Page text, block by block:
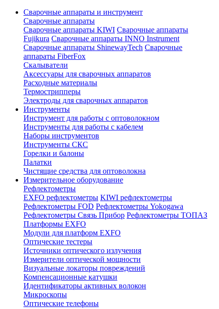
Сварочные аппараты и инструмент
Сварочные аппараты
Сварочные аппараты KIWI Сварочные аппараты
Fujikura Сварочные аппараты INNO Instrument
Сварочные аппараты ShinewayTech Cварочные
аппараты FiberFox
Скалыватели
Аксессуары для сварочных аппаратов
Расходные материалы
Термострипперы
Электроды для сварочных аппаратов
Инструменты
Инструмент для работы с оптоволокном
Инструменты для работы с кабелем
Наборы инструментов
Инструменты СКС
Горелки и балоны
Палатки
Чистящие средства для оптоволокна
Измерительное оборудование
Рефлектометры
EXFO рефлектометры KIWI рефлектометры
Рефлектометры FOD Рефлектометры Yokogawa
Рефлектометры Связь Прибор Рефлектометры ТОПАЗ
Платформы EXFO
Модули для платформ EXFO
Оптические тестеры
Источники оптического излучения
Измерители оптической мощности
Визуальные локаторы повреждений
Компенсационные катушки
Идентификаторы активных волокон
Микроскопы
Оптические телефоны